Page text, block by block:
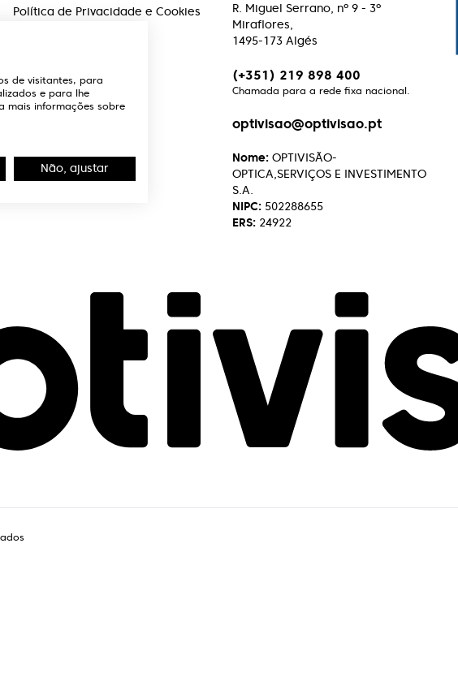
Política de Privacidade e Cookies
R. Miguel Serrano, nº 9 - 3º
Miraflores,
1495-173 Algés
(+351) 219 898 400
Chamada para a rede fixa nacional.
optivisao@optivisao.pt
Nome: OPTIVISÃO-
OPTICA,SERVIÇOS E INVESTIMENTO
S.A.
NIPC: 502288655
ERS: 24922
de visitantes, para
e para lhe
mais informações sobre
Não, ajustar